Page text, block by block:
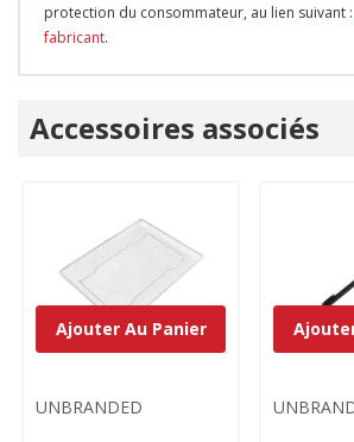
protection du consommateur, au lien suivant :
fabricant.
Accessoires associés
UNBRANDED
Ajouter Au Panier